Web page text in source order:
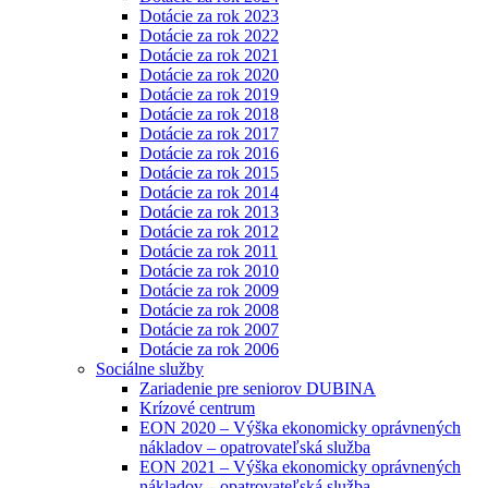
Dotácie za rok 2023
Dotácie za rok 2022
Dotácie za rok 2021
Dotácie za rok 2020
Dotácie za rok 2019
Dotácie za rok 2018
Dotácie za rok 2017
Dotácie za rok 2016
Dotácie za rok 2015
Dotácie za rok 2014
Dotácie za rok 2013
Dotácie za rok 2012
Dotácie za rok 2011
Dotácie za rok 2010
Dotácie za rok 2009
Dotácie za rok 2008
Dotácie za rok 2007
Dotácie za rok 2006
Sociálne služby
Zariadenie pre seniorov DUBINA
Krízové centrum
EON 2020 – Výška ekonomicky oprávnených
nákladov – opatrovateľská služba
EON 2021 – Výška ekonomicky oprávnených